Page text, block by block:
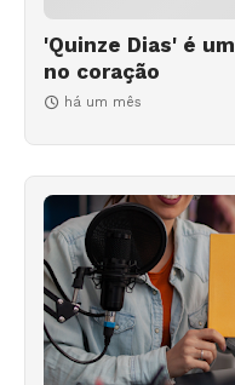
'Quinze Dias' é
no coração
há um mês